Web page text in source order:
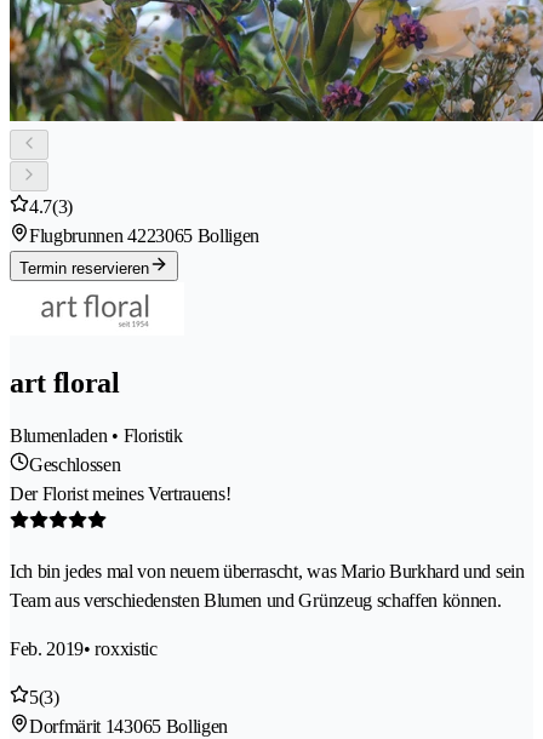
4.7(3)
Flugbrunnen 4223065 Bolligen
Termin reservieren
art floral
Blumenladen • Floristik
Geschlossen
Der Florist meines Vertrauens!
Ich bin jedes mal von neuem überrascht, was Mario Burkhard und sein
Team aus verschiedensten Blumen und Grünzeug schaffen können.
Feb. 2019• roxxistic
5(3)
Dorfmärit 143065 Bolligen